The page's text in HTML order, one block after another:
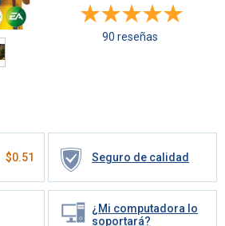
$0.51 Seguro de calidad
¿Mi computadora lo
soportará?
90 reseñas